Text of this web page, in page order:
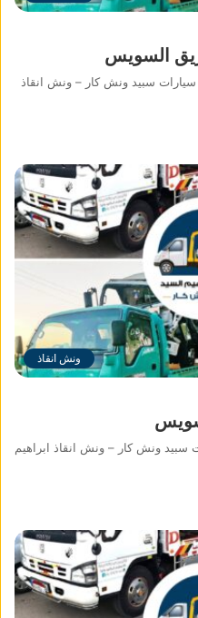
السويس
سبيد ونش كار – ونش انقاذ
ونش انقاذ
ونش كار – ونش انقاذ ابراهيم